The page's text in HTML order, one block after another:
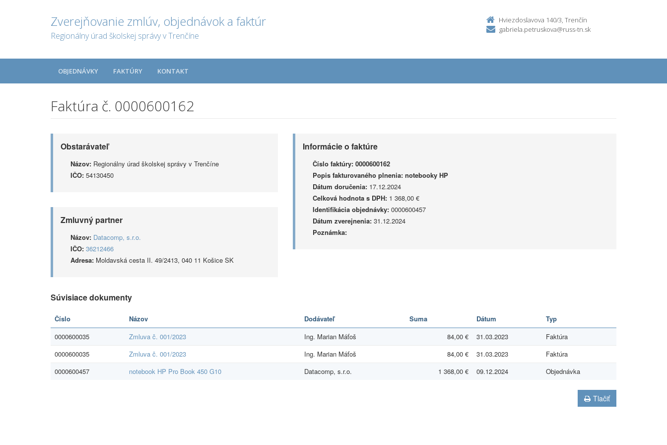
Zverejňovanie zmlúv, objednávok a faktúr
Regionálny úrad školskej správy v Trenčíne
Hviezdoslavova 140/3, Trenčín
gabriela.petruskova@russ-tn.sk
OBJEDNÁVKY FAKTÚRY KONTAKT
Faktúra č. 0000600162
Obstarávateľ
Názov: Regionálny úrad školskej správy v Trenčíne
IČO: 54130450
Zmluvný partner
Názov: Datacomp, s.r.o.
IČO: 36212466
Adresa: Moldavská cesta II. 49/2413, 040 11 Košice SK
Informácie o faktúre
Číslo faktúry: 0000600162
Popis fakturovaného plnenia: notebooky HP
Dátum doručenia:17.12.2024
Celková hodnota s DPH:1 368,00 €
Identifikácia objednávky:0000600457
Dátum zverejnenia:31.12.2024
Poznámka:
Súvisiace dokumenty
Číslo Názov Dodávateľ Suma Dátum
Typ
0000600035
Zmluva č. 001/2023 Ing. Marian Máťoš 84,00 € 31.03.2023
Faktúra
0000600035
Zmluva č. 001/2023 Ing. Marian Máťoš 84,00 € 31.03.2023
Faktúra
0000600457
notebook HP Pro Book 450 G10 Datacomp, s.r.o. 1 368,00 € 09.12.2024 Objednávka
Tlačiť